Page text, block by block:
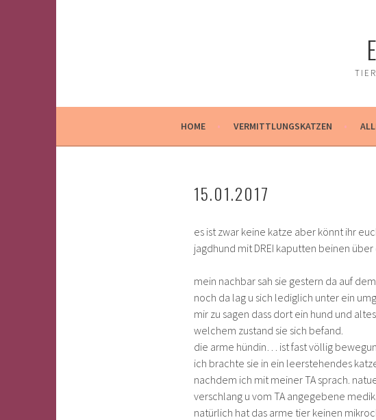
HOME VERMITTLUNGSKATZEN
15.01.2017
es ist zwar keine katze aber könnt ihr
jagdhund mit DREI kaputten beinen über
mein nachbar sah sie gestern da auf
noch da lag u sich lediglich unter ein
mir zu sagen dass dort ein hund und
welchem zustand sie sich befand.
die arme hündin… ist fast völlig
ich brachte sie in ein leerstehendes
nachdem ich mit meiner TA sprach.
verschlang u vom TA angegebene
natürlich hat das arme tier keinen